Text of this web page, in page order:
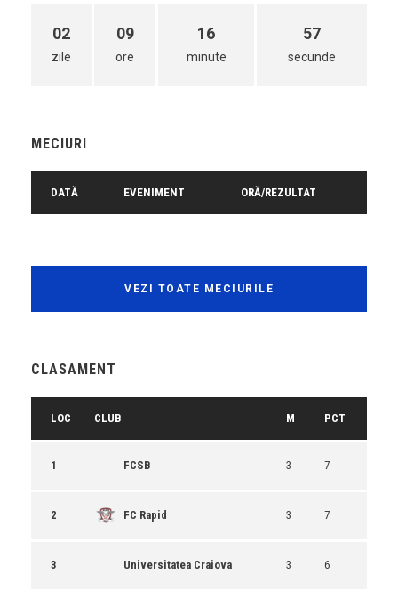
02
zile
09
ore
16
minute
57
secunde
MECIURI
DATĂ EVENIMENT ORĂ/REZULTAT
VEZI TOATE MECIURILE
CLASAMENT
LOC CLUB M PCT
1 FCSB 3 7
2 FC Rapid 3 7
3 Universitatea Craiova 3 6